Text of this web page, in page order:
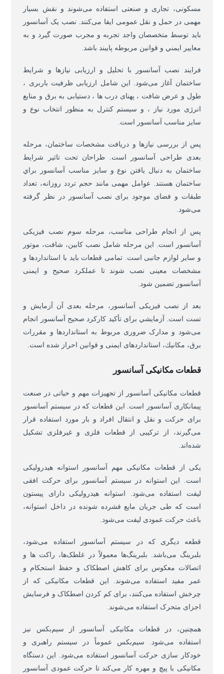
مسکونی، تجاری و صنعتی استفاده می‌شوند و نقش بسیار
مهمی در حمل و نقل عمومی ایفا می‌کنند. نصب یک آسانسور
باید توسط متخصصان واجد تجربه و مجرب صورت گیرد و به
معايير ايمني و قوانين مربوطه پايبند باشد.
فرایند نصب آسانسور با تحلیل و ارزیابی نیازها و شرایط
ساختمان آغاز می‌شود. این شامل ارزیابی ظرفیت باربری ،
طول و عرض شافت ، پهنای درب ها ، دستیابی به برق و منابع
انرژی مورد نیاز ، و سیستم کنترل به منظور انتخاب نوع و
سايز مناسب آسانسور است.
پس از بررسی نیازها و دریافت مشخصات ساختمان، مرحله
بعدی طراحی آسانسور است. طراحان تحت تاثير شرايط
ساختمان به دنبال يافتن نوع و سايز مناسب آسانسور براي
ساختمان هستند. عوامل مهمی مانند حجم تردد روزانه، تعداد
طبقات و فضای موجود برای نصب آسانسور در نظر گرفته
می‌شود.
پس از انجام طراحی مناسب، مرحله سوم نصب فیزیکی
آسانسور است. این مرحله شامل نصب کابین، شافت، موتور
و سایر لوازم جانبی است. تمامی قطعات باید با استانداردها و
مشخصات معینی نصب شوند تا عملکرد صحیح و ایمنی
آسانسور تضمین شود.
بعد از نصب فیزیکی آسانسور، مرحله بعدی آن آزمایش و
تست است. آزمايشي برای تأكيد كاركرد صحيح آسانسور انجام
می‌شود و مدارک ضروری مربوط به استانداردها و مقررات
برق، مكانيك، استانداردهای ايمنی و قوانين احراز شده است.
قطعات مکانیکی آسانسور
قطعات مکانیکی آسانسور از تجهیزات مهم و حیاتی در صنعت
پیمانکاری آسانسور است. این قطعات که در سیستم آسانسور
برای حرکت و نقل و انتقال افراد و بار مورد استفاده قرار
می‌گیرند، از ترکیبی از قطعات فلزی و غیرفلزی تشکیل
شده‌اند.
یکی از قطعات مکانیکی مهم آسانسور استوانه هیدرولیکی
است. این استوانه در سیستم آسانسور برای حرکت افقی
لیفت استفاده می‌شود. استوانه هیدرولیکی دارای پیستون
است که طی جریان مایع فشرده شونده در داخل استوانه،
باعث حرکت عمودی لیفت می‌شود.
قطعه دیگری که در سیستم آسانسور استفاده می‌شود،
بلبرینگ می‌باشد. بلبرینگ‌ها معمولاً در غلطک‌ها، راکت ها و
اتصالات معکوس برای کاهش اصطکاک و حفظ استحکام و
عمر مفید استفاده می‌شوند. این قطعات مکانیکی که از
چرخش استفاده می‌کنند، برای کم کردن اصطکاک و فرسایش
اجزای متحرک استفاده می‌شوند.
همچنین، در قطعات مکانیکی آسانسور از سیم‌بکس نیز
استفاده می‌شود. سیم‌بکس عموماً در سیستم راهبری و
خودکار سازی حرکت آسانسور استفاده می‌شود. این دستگاه
مکانیکی با پیچ و مهره کار می‌کند تا حرکت عمودی آسانسور